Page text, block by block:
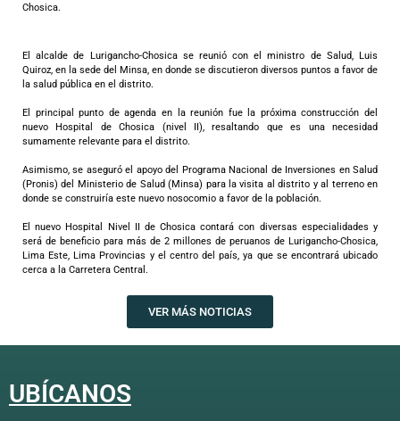
Chosica.
El alcalde de Lurigancho-Chosica se reunió con el ministro de Salud, Luis
Quiroz, en la sede del Minsa, en donde se discutieron diversos puntos a favor de
la salud pública en el distrito.
El principal punto de agenda en la reunión fue la próxima construcción del
nuevo Hospital de Chosica (nivel II), resaltando que es una necesidad
sumamente relevante para el distrito.
Asimismo, se aseguró el apoyo del Programa Nacional de Inversiones en Salud
(Pronis) del Ministerio de Salud (Minsa) para la visita al distrito y al terreno en
donde se construiría este nuevo nosocomio a favor de la población.
El nuevo Hospital Nivel II de Chosica contará con diversas especialidades y
será de beneficio para más de 2 millones de peruanos de Lurigancho-Chosica,
Lima Este, Lima Provincias y el centro del país, ya que se encontrará ubicado
cerca a la Carretera Central.
VER MÁS NOTICIAS
UBÍCANOS